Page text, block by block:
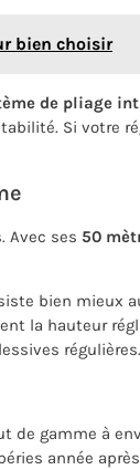
bien choisir
de pliage
Si votre
Avec ses 50
bien mieux
la hauteur
régulières.
de gamme à
année